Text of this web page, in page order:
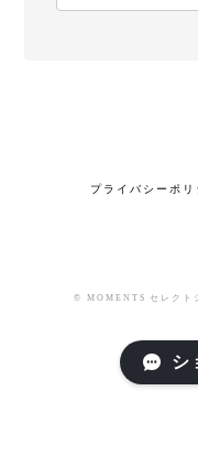
プライバシーポリ
© MOMENTS セレク
シ